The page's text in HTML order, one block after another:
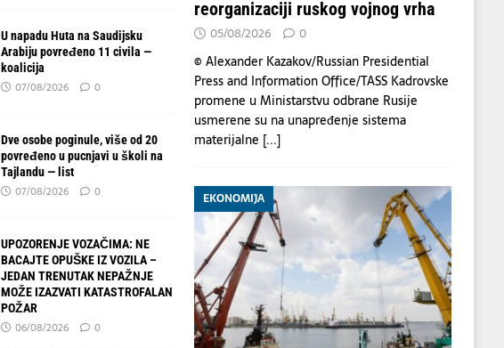
U napadu Huta na Saudijsku
Arabiju povređeno 11 civila —
koalicija
07/08/2026 0
Dve osobe poginule, više od 20
povređeno u pucnjavi u školi na
Tajlandu — list
07/08/2026 0
UPOZORENJE VOZAČIMA: NE
BACAJTE OPUŠKE IZ VOZILA –
JEDAN TRENUTAK NEPAŽNJE
MOŽE IZAZVATI KATASTROFALAN
POŽAR
06/08/2026 0
reorganizaciji ruskog vojnog vrha
05/08/2026 0
© Alexander Kazakov/Russian Presidential
Press and Information Office/TASS Kadrovske
promene u Ministarstvu odbrane Rusije
usmerene su na unapređenje sistema
materijalne [...]
EKONOMIJA